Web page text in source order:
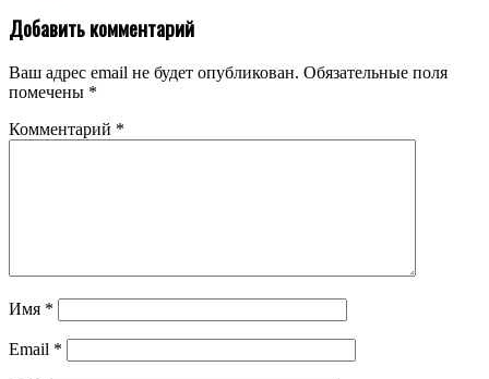
Добавить комментарий
Ваш адрес email не будет опубликован. Обязательные поля
помечены *
Комментарий *
Имя *
Email *